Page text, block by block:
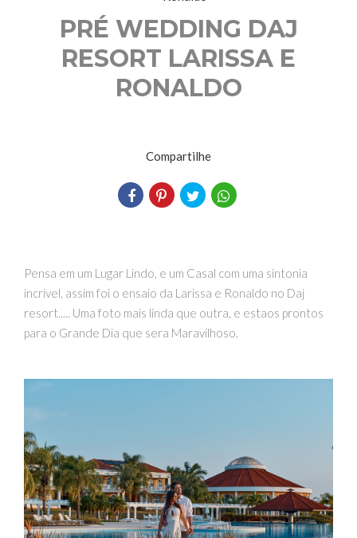
PRÉ WEDDING DAJ
RESORT LARISSA E
RONALDO
Compartilhe
Pensa em um Lugar Lindo, e um Casal com uma sintonia
incrivel, assim foi o ensaio da Larissa e Ronaldo no Daj
resort..... Uma foto mais linda que outra, e estaos prontos
para o Grande Dia que sera Maravilhoso.